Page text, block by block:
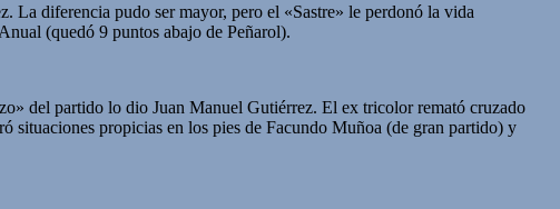
diferencia pudo ser mayor, pero el «Sastre» le perdonó la vida
(quedó 9 puntos abajo de Peñarol).
del partido lo dio Juan Manuel Gutiérrez. El ex tricolor remató cruzado
situaciones propicias en los pies de Facundo Muñoa (de gran partido) y